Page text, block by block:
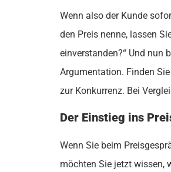
Wenn also der Kunde
den Preis nenne, lassen
einverstanden?“ Und nun
Argumentation. Finden
zur Konkurrenz. Bei
Der Einstieg ins
Wenn Sie beim
möchten Sie jetzt wissen,